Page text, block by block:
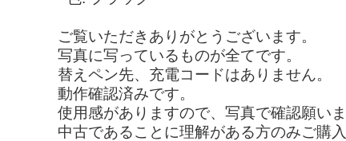
ご覧いただきありがとうございます。
写真に写っているものが全てです。
替えペン先、充電コードはありません。
動作確認済みです。
使用感がありますので、写真で確認願いま
中古であることに理解がある方のみご購